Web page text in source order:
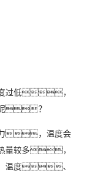
度过低，
呢？
力，温度会
量较多，
温度、